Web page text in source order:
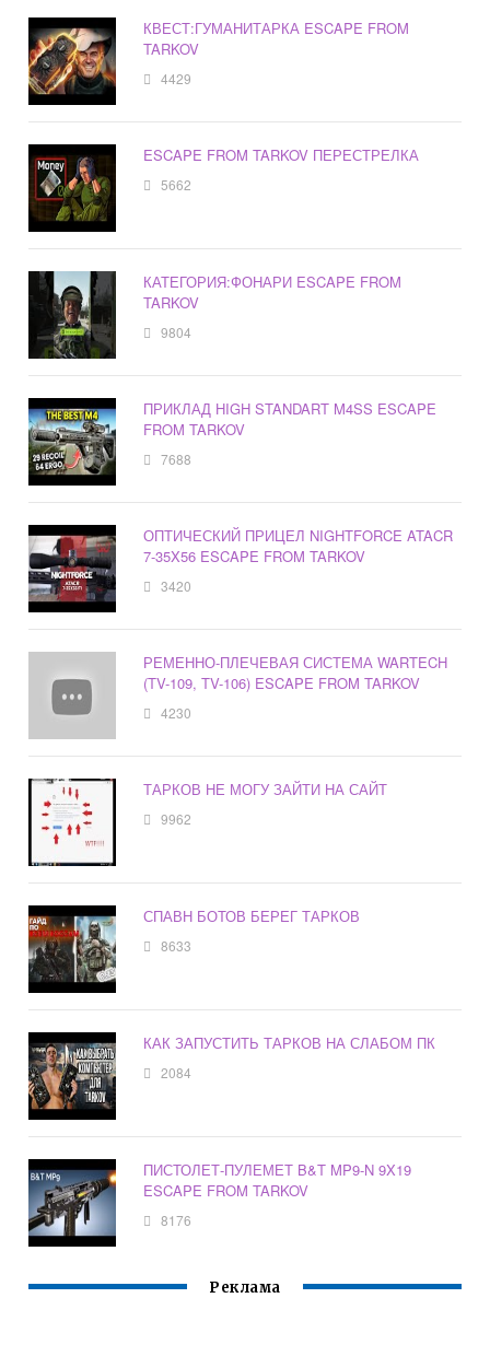
КВЕСТ:ГУМАНИТАРКА ESCAPE FROM
TARKOV
4429
ESCAPE FROM TARKOV ПЕРЕСТРЕЛКА
5662
КАТЕГОРИЯ:ФОНАРИ ESCAPE FROM
TARKOV
9804
ПРИКЛАД HIGH STANDART M4SS ESCAPE
FROM TARKOV
7688
ОПТИЧЕСКИЙ ПРИЦЕЛ NIGHTFORCE ATACR
7-35X56 ESCAPE FROM TARKOV
3420
РЕМЕННО-ПЛЕЧЕВАЯ СИСТЕМА WARTECH
(TV-109, TV-106) ESCAPE FROM TARKOV
4230
ТАРКОВ НЕ МОГУ ЗАЙТИ НА САЙТ
9962
СПАВН БОТОВ БЕРЕГ ТАРКОВ
8633
КАК ЗАПУСТИТЬ ТАРКОВ НА СЛАБОМ ПК
2084
ПИСТОЛЕТ-ПУЛЕМЕТ B&T MP9-N 9X19
ESCAPE FROM TARKOV
8176
Реклама